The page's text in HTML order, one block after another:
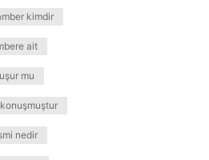
kimdir
ait
mu
nedir